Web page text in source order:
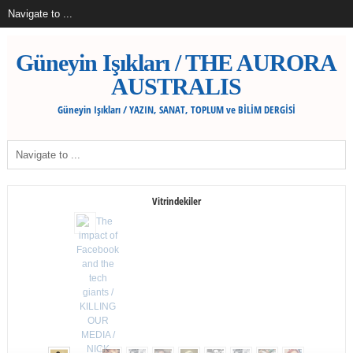
Güneyin Işıkları / THE AURORA
AUSTRALIS
Güneyin Işıkları / YAZIN, SANAT, TOPLUM ve BİLİM DERGİSİ
Vitrindekiler